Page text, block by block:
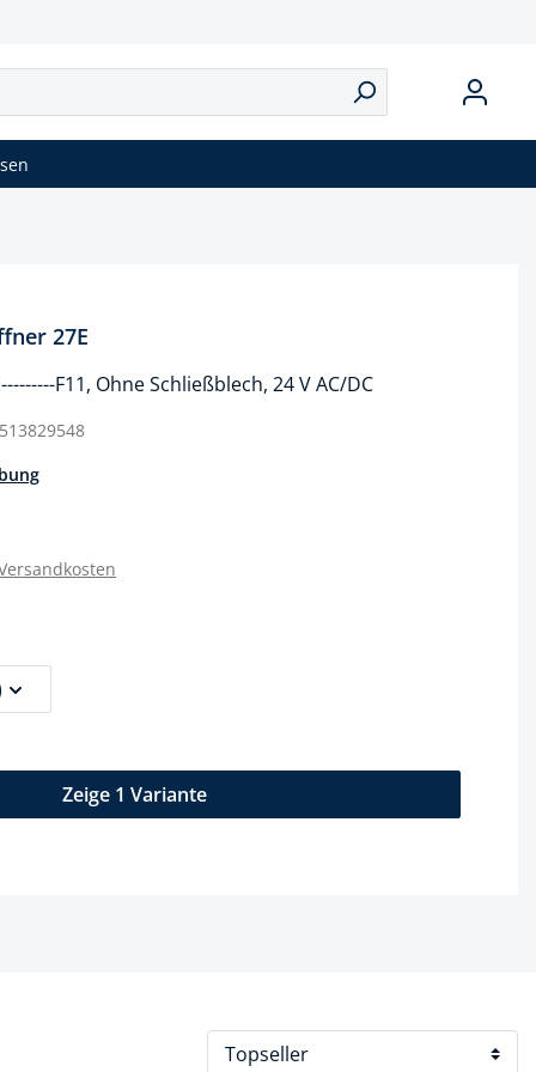
27E
F11, Ohne Schließblech, 24 V AC/DC
Zeige 1 Variante